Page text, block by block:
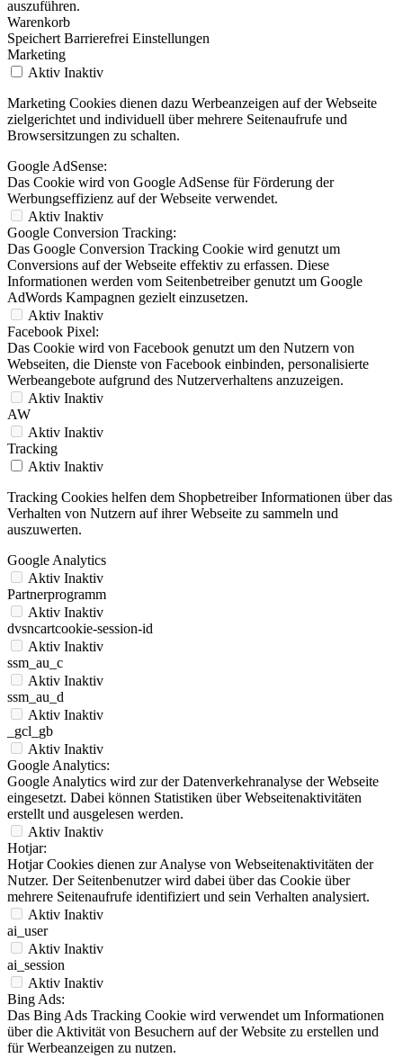
auszuführen.
Warenkorb
Speichert Barrierefrei Einstellungen
Marketing
Aktiv Inaktiv
Marketing Cookies dienen dazu Werbeanzeigen auf der Webseite
zielgerichtet und individuell über mehrere Seitenaufrufe und
Browsersitzungen zu schalten.
Google AdSense:
Das Cookie wird von Google AdSense für Förderung der
Werbungseffizienz auf der Webseite verwendet.
Aktiv Inaktiv
Google Conversion Tracking:
Das Google Conversion Tracking Cookie wird genutzt um
Conversions auf der Webseite effektiv zu erfassen. Diese
Informationen werden vom Seitenbetreiber genutzt um Google
AdWords Kampagnen gezielt einzusetzen.
Aktiv Inaktiv
Facebook Pixel:
Das Cookie wird von Facebook genutzt um den Nutzern von
Webseiten, die Dienste von Facebook einbinden, personalisierte
Werbeangebote aufgrund des Nutzerverhaltens anzuzeigen.
Aktiv Inaktiv
AW
Aktiv Inaktiv
Tracking
Aktiv Inaktiv
Tracking Cookies helfen dem Shopbetreiber Informationen über das
Verhalten von Nutzern auf ihrer Webseite zu sammeln und
auszuwerten.
Google Analytics
Aktiv Inaktiv
Partnerprogramm
Aktiv Inaktiv
dvsncartcookie-session-id
Aktiv Inaktiv
ssm_au_c
Aktiv Inaktiv
ssm_au_d
Aktiv Inaktiv
_gcl_gb
Aktiv Inaktiv
Google Analytics:
Google Analytics wird zur der Datenverkehranalyse der Webseite
eingesetzt. Dabei können Statistiken über Webseitenaktivitäten
erstellt und ausgelesen werden.
Aktiv Inaktiv
Hotjar:
Hotjar Cookies dienen zur Analyse von Webseitenaktivitäten der
Nutzer. Der Seitenbenutzer wird dabei über das Cookie über
mehrere Seitenaufrufe identifiziert und sein Verhalten analysiert.
Aktiv Inaktiv
ai_user
Aktiv Inaktiv
ai_session
Aktiv Inaktiv
Bing Ads:
Das Bing Ads Tracking Cookie wird verwendet um Informationen
über die Aktivität von Besuchern auf der Website zu erstellen und
für Werbeanzeigen zu nutzen.